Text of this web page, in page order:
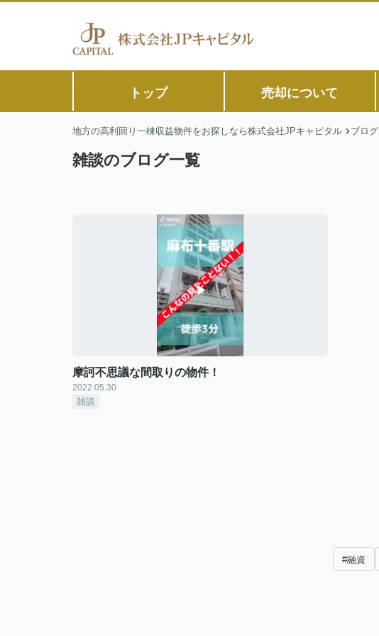
トップ 売却について
地方の高利回り一棟収益物件をお探しなら株式会社JPキャピタル ブログ
雑談のブログ一覧
摩訶不思議な間取りの物件！
2022.05.30
雑談
#融資